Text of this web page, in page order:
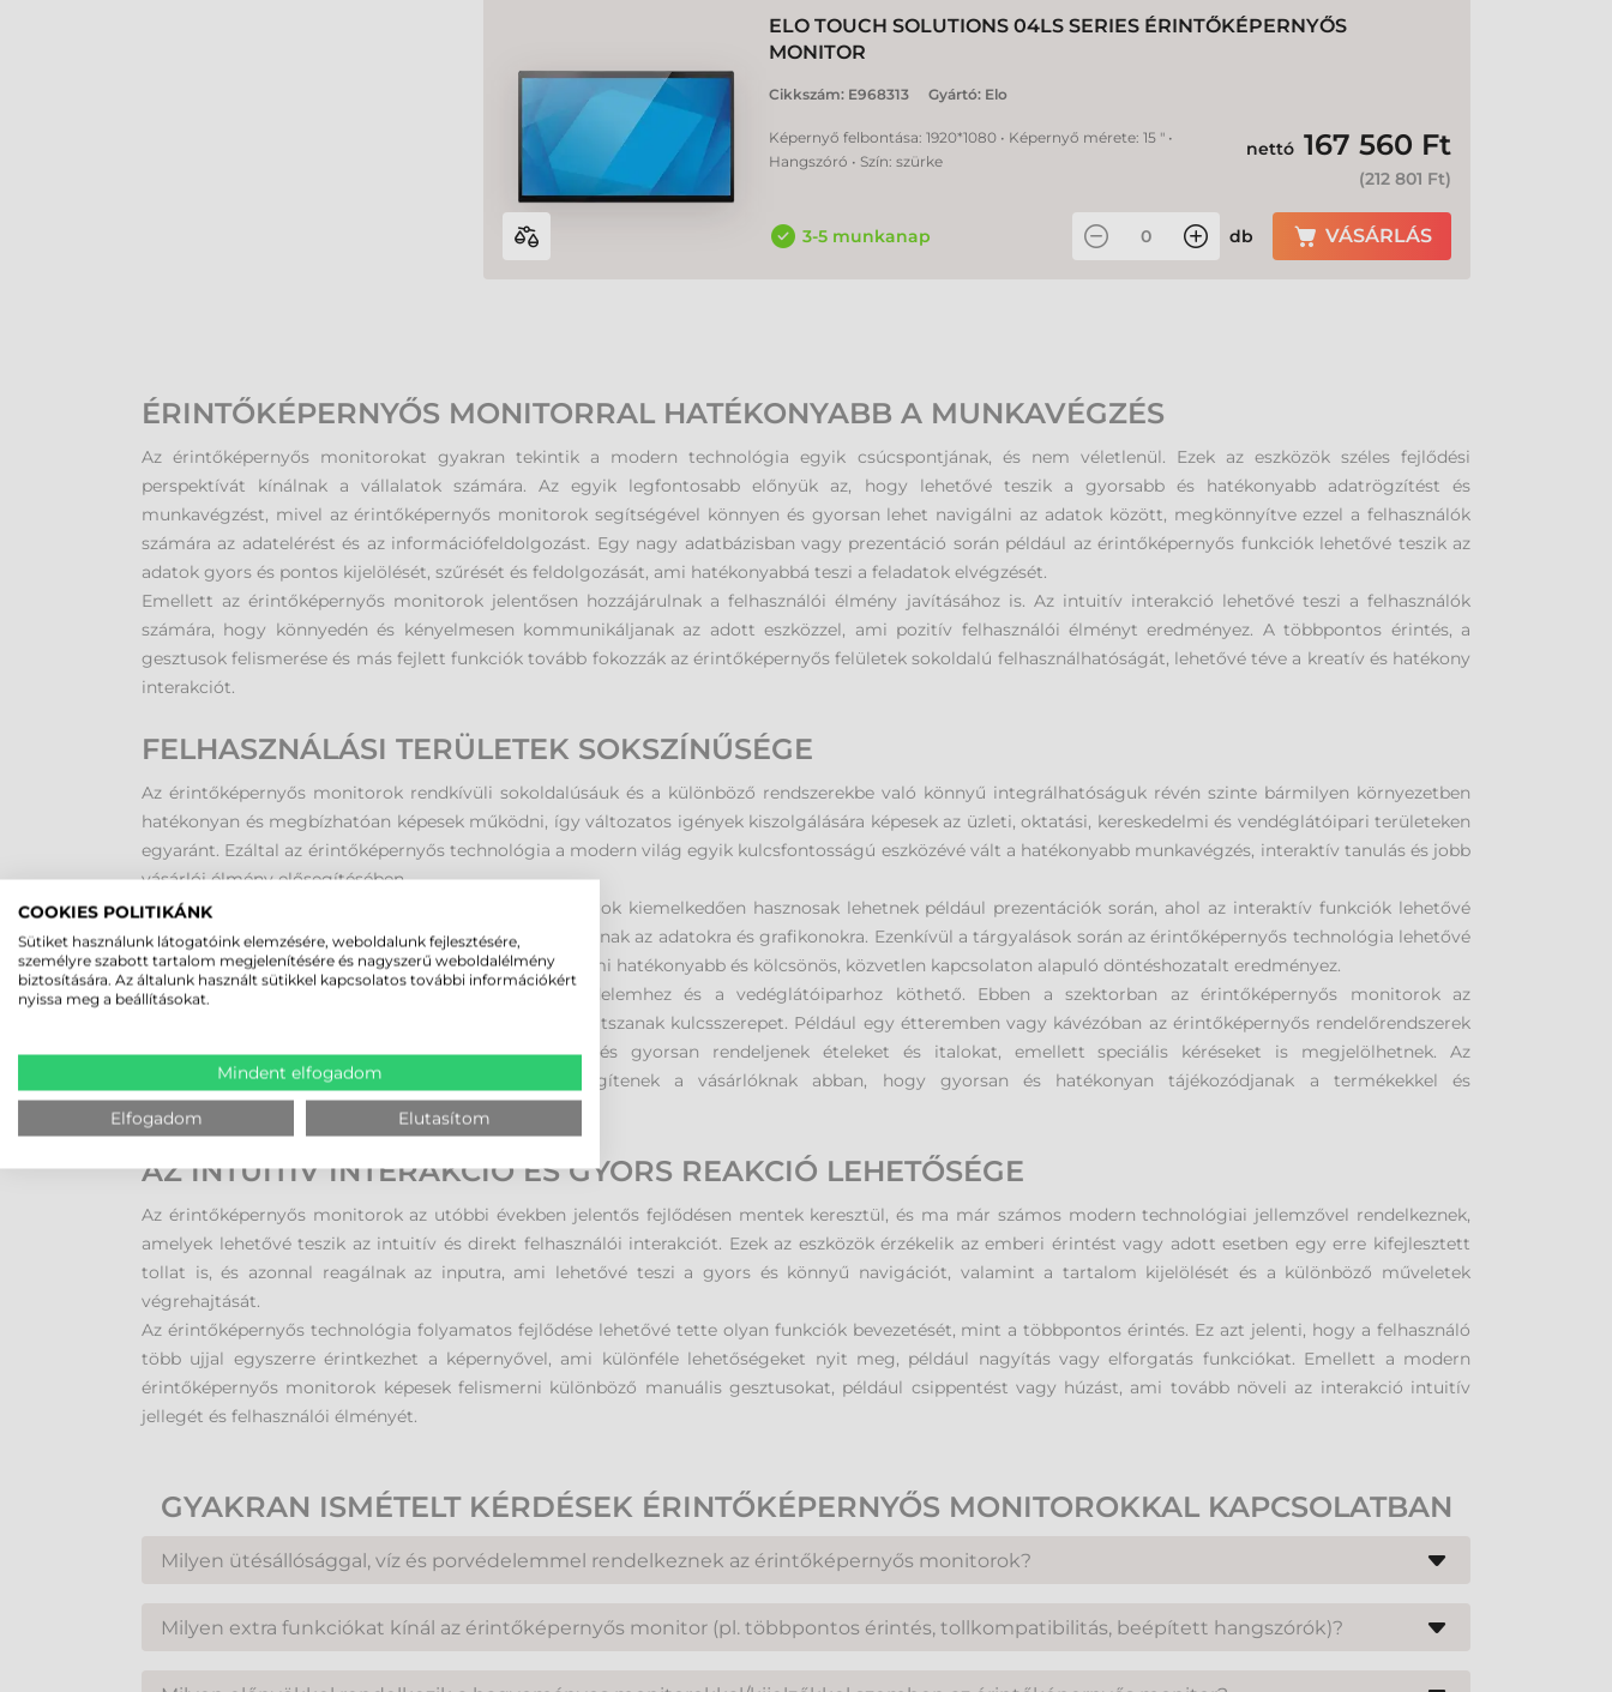
ELO TOUCH SOLUTIONS 04LS SERIES ÉRINTŐKÉPERNYŐS
MONITOR
Cikkszám: E968313 Gyártó: Elo
Képernyő felbontása: 1920*1080 • Képernyő mérete: 15 " •
Hangszóró • Szín: szürke
nettó 167 560 Ft
(212 801 Ft)
3-5 munkanap db VÁSÁRLÁS
ÉRINTŐKÉPERNYŐS MONITORRAL HATÉKONYABB A MUNKAVÉGZÉS
Az érintőképernyős monitorokat gyakran tekintik a modern technológia egyik csúcspontjának, és nem véletlenül. Ezek az eszközök széles fejlődési
perspektívát kínálnak a vállalatok számára. Az egyik legfontosabb előnyük az, hogy lehetővé teszik a gyorsabb és hatékonyabb adatrögzítést és
munkavégzést, mivel az érintőképernyős monitorok segítségével könnyen és gyorsan lehet navigálni az adatok között, megkönnyítve ezzel a felhasználók
számára az adatelérést és az információfeldolgozást. Egy nagy adatbázisban vagy prezentáció során például az érintőképernyős funkciók lehetővé teszik az
adatok gyors és pontos kijelölését, szűrését és feldolgozását, ami hatékonyabbá teszi a feladatok elvégzését.
Emellett az érintőképernyős monitorok jelentősen hozzájárulnak a felhasználói élmény javításához is. Az intuitív interakció lehetővé teszi a felhasználók
számára, hogy könnyedén és kényelmesen kommunikáljanak az adott eszközzel, ami pozitív felhasználói élményt eredményez. A többpontos érintés, a
gesztusok felismerése és más fejlett funkciók tovább fokozzák az érintőképernyős felületek sokoldalú felhasználhatóságát, lehetővé téve a kreatív és hatékony
interakciót.
FELHASZNÁLÁSI TERÜLETEK SOKSZÍNŰSÉGE
Az érintőképernyős monitorok rendkívüli sokoldalúsáuk és a különböző rendszerekbe való könnyű integrálhatóságuk révén szinte bármilyen környezetben
hatékonyan és megbízhatóan képesek működni, így változatos igények kiszolgálására képesek az üzleti, oktatási, kereskedelmi és vendéglátóipari területeken
egyaránt. Ezáltal az érintőképernyős technológia a modern világ egyik kulcsfontosságú eszközévé vált a hatékonyabb munkavégzés, interaktív tanulás és jobb
vásárlói élmény elősegítésében.
Az üzleti környezetekben az érintőképernyős monitorok kiemelkedően hasznosak lehetnek például prezentációk során, ahol az interaktív funkciók lehetővé
teszik a résztvevők számára, hogy közvetlenül reagáljanak az adatokra és grafikonokra. Ezenkívül a tárgyalások során az érintőképernyős technológia lehetővé
teszi az adatok gyors megosztását és szerkesztését, ami hatékonyabb és kölcsönös, közvetlen kapcsolaton alapuló döntéshozatalt eredményez.
Talán a legismertebb felhasználási kör a kereskedelemhez és a vedéglátóiparhoz köthető. Ebben a szektorban az érintőképernyős monitorok az
ügyfélszolgálat és a vásárlói élmény fokozása terén játszanak kulcsszerepet. Például egy étteremben vagy kávézóban az érintőképernyős rendelőrendszerek
lehetővé teszik a vendégeknek, hogy könnyedén és gyorsan rendeljenek ételeket és italokat, emellett speciális kéréseket is megjelölhetnek. Az
érintőképernyős információs terminálok pedig segítenek a vásárlóknak abban, hogy gyorsan és hatékonyan tájékozódjanak a termékekkel és
szolgáltatásokkal kapcsolatban.
AZ INTUITÍV INTERAKCIÓ ÉS GYORS REAKCIÓ LEHETŐSÉGE
Az érintőképernyős monitorok az utóbbi években jelentős fejlődésen mentek keresztül, és ma már számos modern technológiai jellemzővel rendelkeznek,
amelyek lehetővé teszik az intuitív és direkt felhasználói interakciót. Ezek az eszközök érzékelik az emberi érintést vagy adott esetben egy erre kifejlesztett
tollat is, és azonnal reagálnak az inputra, ami lehetővé teszi a gyors és könnyű navigációt, valamint a tartalom kijelölését és a különböző műveletek
végrehajtását.
Az érintőképernyős technológia folyamatos fejlődése lehetővé tette olyan funkciók bevezetését, mint a többpontos érintés. Ez azt jelenti, hogy a felhasználó
több ujjal egyszerre érintkezhet a képernyővel, ami különféle lehetőségeket nyit meg, például nagyítás vagy elforgatás funkciókat. Emellett a modern
érintőképernyős monitorok képesek felismerni különböző manuális gesztusokat, például csippentést vagy húzást, ami tovább növeli az interakció intuitív
jellegét és felhasználói élményét.
GYAKRAN ISMÉTELT KÉRDÉSEK ÉRINTŐKÉPERNYŐS MONITOROKKAL KAPCSOLATBAN
Milyen ütésállósággal, víz és porvédelemmel rendelkeznek az érintőképernyős monitorok?
Általánosságban elmondható, hogy léteznek kevesebb védelemmel ellátott eszközök általános felhasználásra, és léteznek olyan érintőképernyős monitorok,
kifejlesztett, ipari szabványoknak megfelelő termékek, amelyek igen ellenállóak a külső hatásokkal szemben.
Milyen extra funkciókat kínál az érintőképernyős monitor (pl. többpontos érintés, tollkompatibilitás, beépített hangszórók)?
COOKIES POLITIKÁNK
Sütiket használunk látogatóink elemzésére, weboldalunk fejlesztésére,
személyre szabott tartalom megjelenítésére és nagyszerű weboldalélmény
biztosítására. Az általunk használt sütikkel kapcsolatos további információkért
nyissa meg a beállításokat.
Mindent elfogadom
Elfogadom Elutasítom